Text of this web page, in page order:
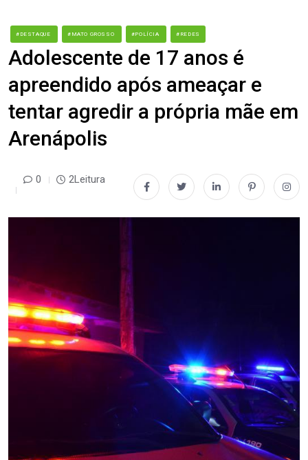
#DESTAQUE #MATO GROSSO #POLÍCIA #REDES
Adolescente de 17 anos é
apreendido após ameaçar e
tentar agredir a própria mãe em
Arenápolis
0 2Leitura